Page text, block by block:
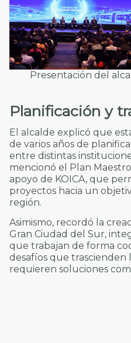
Presentación del
Planificación y
El alcalde explicó que
de varios años de
entre distintas
mencionó el Plan
apoyo de KOICA, que
proyectos hacia un
región.
Asimismo, recordó la
Gran Ciudad del Sur,
que trabajan de forma
desafíos que trascienden
requieren soluciones